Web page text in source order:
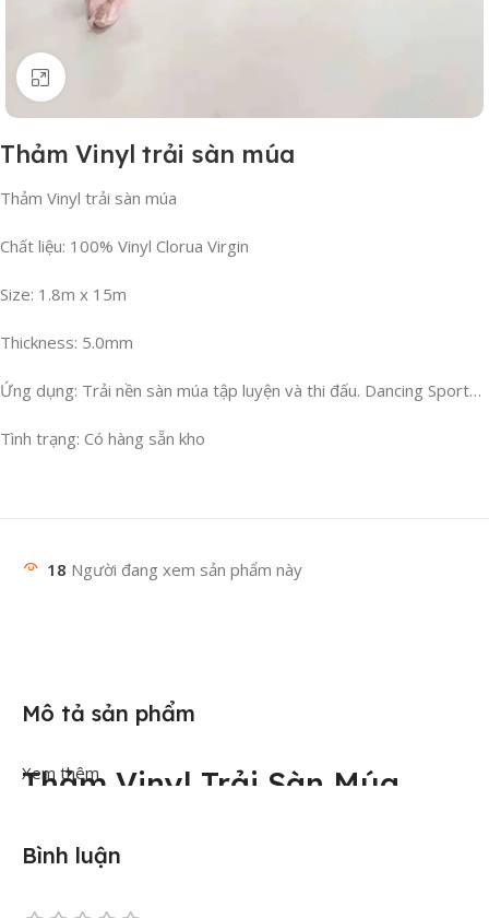
Click to enlarge
Thảm Vinyl trải sàn múa
Thảm Vinyl trải sàn múa
Chất liệu: 100% Vinyl Clorua Virgin
Size: 1.8m x 15m
Thickness: 5.0mm
Ứng dụng: Trải nền sàn múa tập luyện và thi đấu. Dancing Sport…
Tình trạng: Có hàng sẵn kho
18 Người đang xem sản phẩm này
Mô tả sản phẩm
Thảm Vinyl Trải Sàn Múa
Nghiệp, Bảo Vệ Từng Bước
Xem thêm
Bình luận